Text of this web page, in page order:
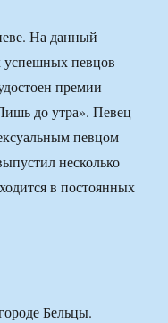
На данный
успешных певцов
премии
до утра». Певец
певцом
несколько
в постоянных
Бельцы.